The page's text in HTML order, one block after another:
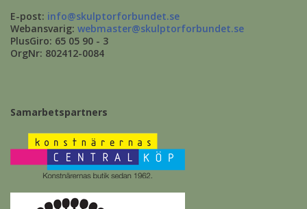
E-post: info@skulptorforbundet.se
Webansvarig: webmaster@skulptorforbundet.se
PlusGiro: 65 05 90 - 3
OrgNr: 802412-0084
Samarbetspartners